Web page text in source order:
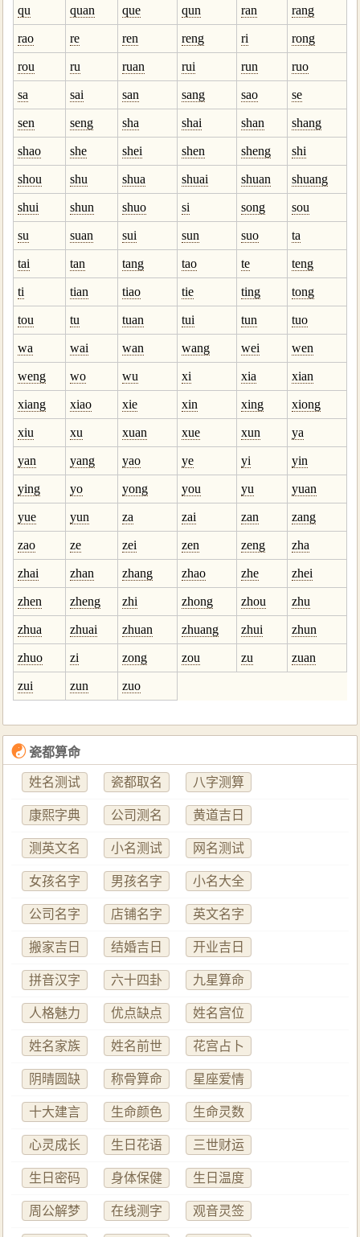
qu quan que qun ran rang
rao re ren reng ri rong
rou ru ruan rui run ruo
sa sai san sang sao se
sen seng sha shai shan shang
shao she shei shen sheng shi
shou shu shua shuai shuan shuang
shui shun shuo si song sou
su suan sui sun suo ta
tai tan tang tao te teng
ti tian tiao tie ting tong
tou tu tuan tui tun tuo
wa wai wan wang wei wen
weng wo wu xi xia xian
xiang xiao xie xin xing xiong
xiu xu xuan xue xun ya
yan yang yao ye yi yin
ying yo yong you yu yuan
yue yun za zai zan zang
zao ze zei zen zeng zha
zhai zhan zhang zhao zhe zhei
zhen zheng zhi zhong zhou zhu
zhua zhuai zhuan zhuang zhui zhun
zhuo zi zong zou zu zuan
zui zun zuo
☯瓷都算命
姓名测试 瓷都取名 八字测算
康熙字典 公司测名 黄道吉日
测英文名 小名测试 网名测试
女孩名字 男孩名字 小名大全
公司名字 店铺名字 英文名字
搬家吉日 结婚吉日 开业吉日
拼音汉字 六十四卦 九星算命
人格魅力 优点缺点 姓名宫位
姓名家族 姓名前世 花宫占卜
阴晴圆缺 称骨算命 星座爱情
十大建言 生命颜色 生命灵数
心灵成长 生日花语 三世财运
生日密码 身体保健 生日温度
周公解梦 在线测字 观音灵签